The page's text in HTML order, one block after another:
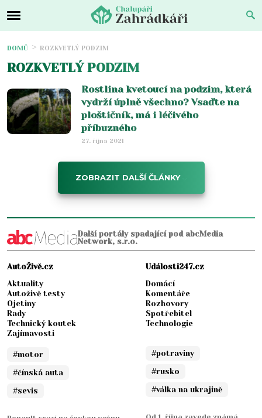
DOMŮ ROZKVETLÝ PODZIM
ROZKVETLÝ PODZIM
Rostlina kvetoucí na podzim, která
vydrží úplně všechno? Vsaďte na
ploštičník, má i léčivého
příbuzného
27. října 2021
ZOBRAZIT DALŠÍ ČLÁNKY
Další portály spadající pod abcMedia
Network, s.r.o.
AutoŽivě.cz
Aktuality
Autoživě testy
Ojetiny
Rady
Technický koutek
Zajímavosti
#motor
#čínská auta
#sevis
Události247.cz
Domácí
Komentáře
Rozhovory
Spotřebitel
Technologie
#potraviny
#rusko
#válka na ukrajině